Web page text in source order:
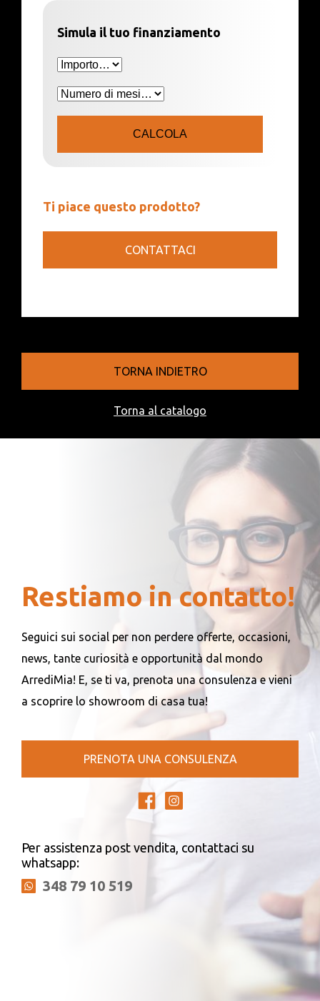
Simula il tuo finanziamento
CALCOLA
Ti piace questo prodotto?
CONTATTACI
TORNA INDIETRO
Torna al catalogo
Restiamo in contatto!
Seguici sui social per non perdere offerte, occasioni,
news, tante curiosità e opportunità dal mondo
ArrediMia! E, se ti va, prenota una consulenza e vieni
a scoprire lo showroom di casa tua!
PRENOTA UNA CONSULENZA
Per assistenza post vendita, contattaci su
whatsapp:
348 79 10 519